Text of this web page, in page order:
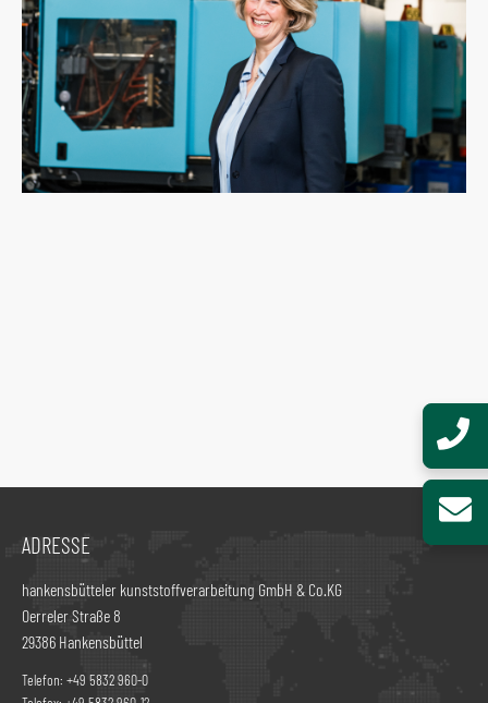
ADRESSE
hankensbütteler kunststoffverarbeitung GmbH & Co.KG
Oerreler Straße 8
29386 Hankensbüttel
Telefon: +49 5832 960-0